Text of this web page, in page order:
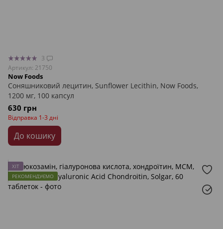
3
Артикул: 21750
Now Foods
Соняшниковий лецитин, Sunflower Lecithin, Now Foods,
1200 мг, 100 капсул
630 грн
Відправка 1-3 дні
До кошику
ХІТ
РЕКОМЕНДУЄМО